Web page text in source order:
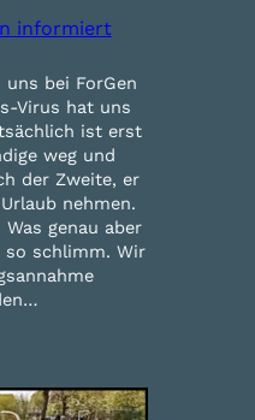
informiert
bei ForGen
Virus hat uns
ist erst
weg und
der Zweite, er
nehmen.
genau aber
so schlimm. Wir